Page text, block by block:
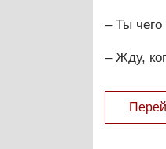
– Ты
– Жду,